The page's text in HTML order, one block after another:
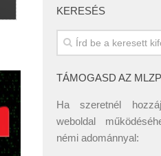
KERESÉS
TÁMOGASD AZ
Ha szeretnél
weboldal
némi adománnyal: